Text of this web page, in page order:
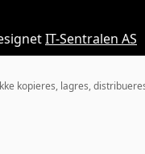
IT-Sentralen AS
kopieres, lagres,